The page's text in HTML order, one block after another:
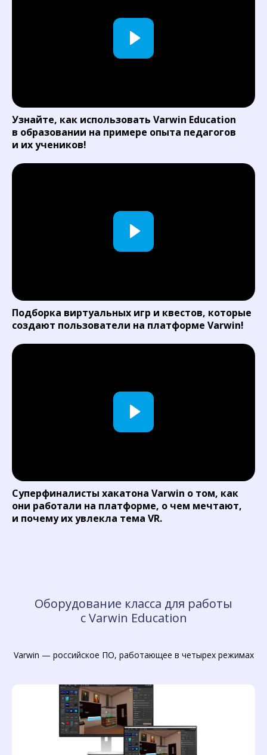
Узнайте, как использовать Varwin Education
в образовании на примере опыта педагогов
и их учеников!
Подборка виртуальных игр и квестов, которые
создают пользователи на платформе Varwin!
Суперфиналисты хакатона Varwin о том, как
они работали на платформе, о чем мечтают,
и почему их увлекла тема VR.
Оборудование класса для работы
с Varwin Education
Varwin — российское ПО, работающее в четырех режимах